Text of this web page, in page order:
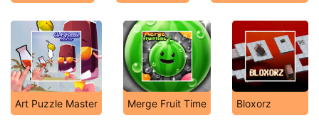
Art Puzzle Master Merge Fruit Time Bloxorz